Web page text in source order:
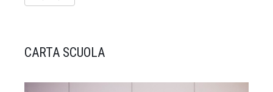
CARTA SCUOLA